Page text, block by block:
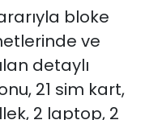
bloke
ve
detaylı
21 sim kart,
2 laptop, 2